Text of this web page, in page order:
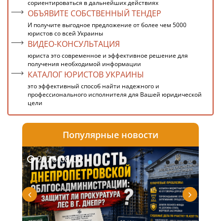
сориентироваться в дальнейших действиях
ОБЪЯВИТЕ СОБСТВЕННЫЙ ТЕНДЕР
И получите выгодное предложение от более чем 5000
юристов со всей Украины
ВИДЕО-КОНСУЛЬТАЦИЯ
юриста это современное и эффективное решение для
получения необходимой информации
КАТАЛОГ ЮРИСТОВ УКРАИНЫ
это эффективный способ найти надежного и
профессионального исполнителя для Вашей юридической
цели
Популярные новости
2026-08-09